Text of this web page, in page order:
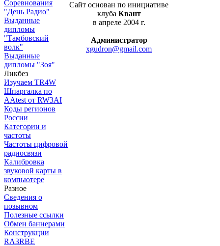
Соревнования
"День Радио"
Выданные
дипломы
"Тамбовский
волк"
Выданные
дипломы "Зоя"
Ликбез
Изучаем TR4W
Шпаргалка по
AAtest от RW3AI
Коды регионов
России
Категории и
частоты
Частоты цифровой
радиосвязи
Калибровка
звуковой карты в
компьютере
Разное
Сведения о
позывном
Полезные ссылки
Обмен баннерами
Конструкции
RA3RBE
Сайт основан по инициативе
клуба Квант
в апреле 2004 г.
Администратор
xgudron@gmail.com